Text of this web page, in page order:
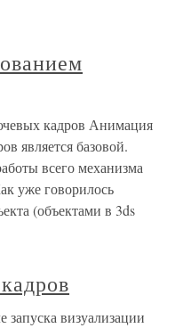
кадров Анимация
является базовой.
всего механизма
уже говорилось
(объектами в 3ds
визуализации